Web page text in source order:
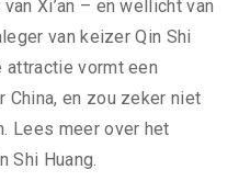
Xi’an – en wellicht van
van keizer Qin Shi
attractie vormt een
China, en zou zeker niet
Lees meer over het
Shi Huang.